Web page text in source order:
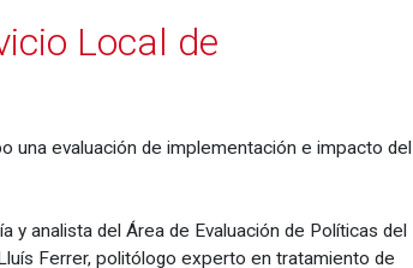
Local de
una evaluación de implementación e impacto del
y analista del Área de Evaluación de Políticas del
Ferrer, politólogo experto en tratamiento de